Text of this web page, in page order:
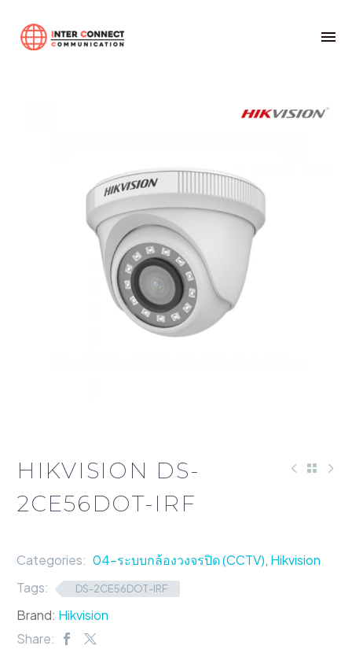
Hikvision DS-2CE56DOT-IRF
HIKVISION DS-
2CE56DOT-IRF
Categories: 04-ระบบกล้องวงจรปิด (CCTV), Hikvision
Tags:
DS-2CE56DOT-IRF
Brand: Hikvision
Share: